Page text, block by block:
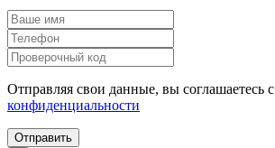
Отправляя свои данные, вы соглашаетесь с
конфиденциальности
Отправить